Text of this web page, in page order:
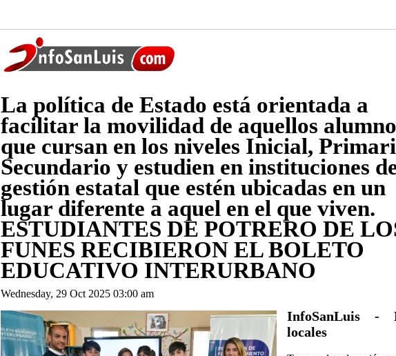
La política de Estado está orientada a
facilitar la movilidad de aquellos
que cursan en los niveles Inicial,
Secundario y estudien en instituciones
gestión estatal que estén ubicadas en un
lugar diferente a aquel en el que viven.
ESTUDIANTES DE POTRERO DE
FUNES RECIBIERON EL BOLETO
EDUCATIVO INTERURBANO
Wednesday, 29 Oct 2025 03:00 am
InfoSanLuis -
locales